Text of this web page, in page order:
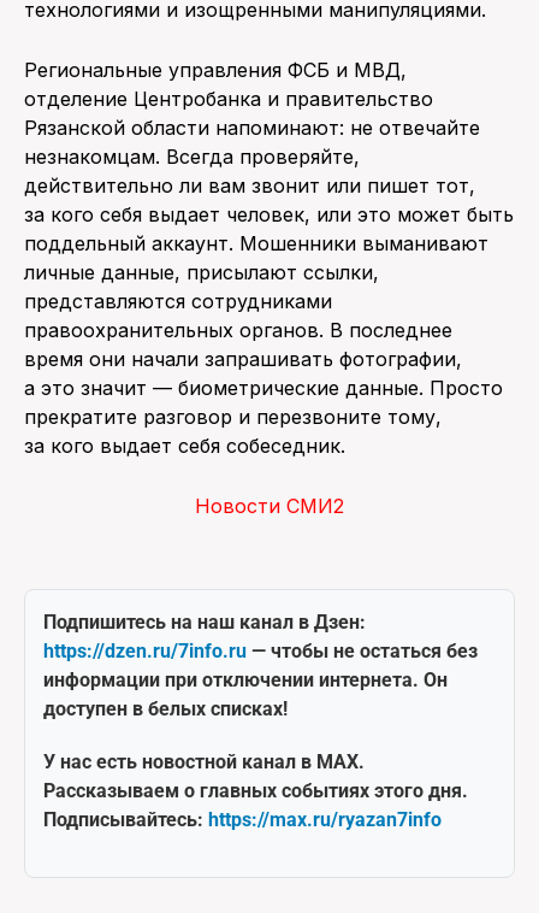
технологиями и изощренными манипуляциями.
Региональные управления ФСБ и МВД,
отделение Центробанка и правительство
Рязанской области напоминают: не отвечайте
незнакомцам. Всегда проверяйте,
действительно ли вам звонит или пишет тот,
за кого себя выдает человек, или это может быть
поддельный аккаунт. Мошенники выманивают
личные данные, присылают ссылки,
представляются сотрудниками
правоохранительных органов. В последнее
время они начали запрашивать фотографии,
а это значит — биометрические данные. Просто
прекратите разговор и перезвоните тому,
за кого выдает себя собеседник.
Новости СМИ2
Подпишитесь на наш канал в Дзен:
https://dzen.ru/7info.ru — чтобы не остаться без
информации при отключении интернета. Он
доступен в белых списках!
У нас есть новостной канал в MAX.
Рассказываем о главных событиях этого дня.
Подписывайтесь: https://max.ru/ryazan7info